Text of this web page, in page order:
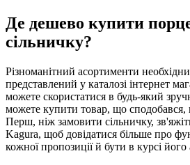
Де дешево купити
сільничку?
Різноманітний асортименти
представлений у каталозі інтернет
можете скористатися в будь-який
можете купити товар, що сподобався,
Перш, ніж замовити сільничку,
Kagura, щоб довідатися більше про
кожної пропозиції й бути в курсі його